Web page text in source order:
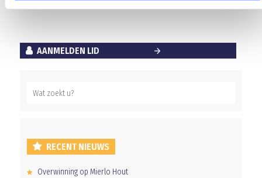
AANMELDEN LID
RECENT NIEUWS
Overwinning op Mierlo Hout